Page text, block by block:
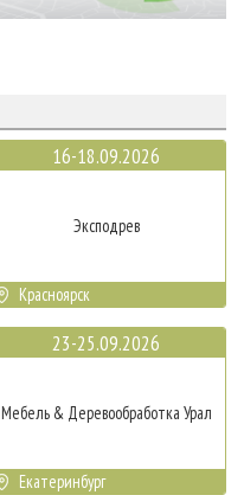
16-18.09.2026
Эксподрев
Красноярск
23-25.09.2026
Мебель & Деревообработка Урал
Екатеринбург